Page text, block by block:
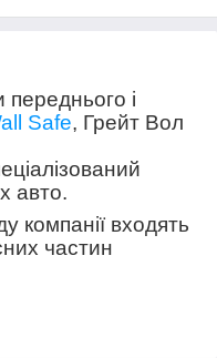
і
Safe, Грейт Вол
авто.
компанії входять
частин